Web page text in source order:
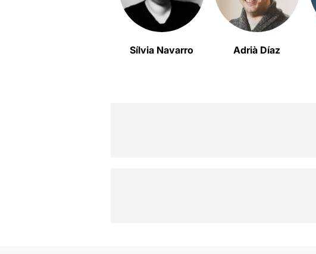
Sílvia Navarro Adrià Díaz